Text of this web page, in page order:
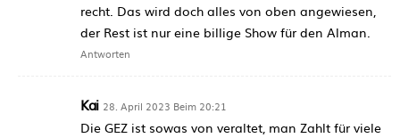
recht. Das wird doch alles von oben angewiesen,
der Rest ist nur eine billige Show für den Alman.
Antworten
Kai 28. April 2023 Beim 20:21
Die GEZ ist sowas von veraltet, man Zahlt für viele